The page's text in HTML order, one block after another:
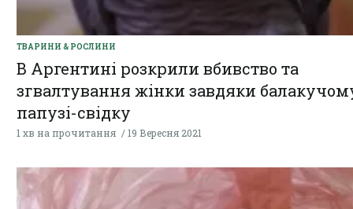
ТВАРИНИ & РОСЛИНИ
В Аргентині розкрили вбивство та
згвалтування жінки завдяки
папузі-свідку
1 хв на прочитання 19 Вересня 2021